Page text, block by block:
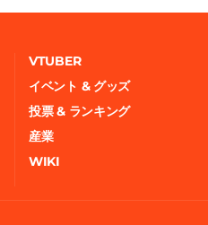
VTUBER
イベント & グッズ
投票 & ランキング
産業
WIKI